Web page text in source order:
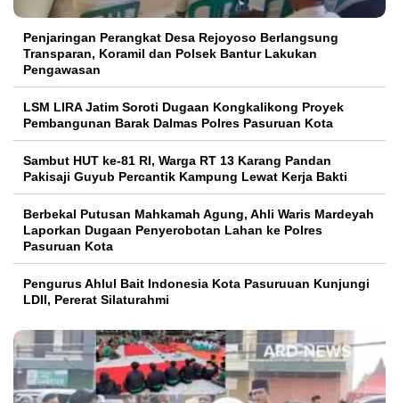
Penjaringan Perangkat Desa Rejoyoso Berlangsung
Transparan, Koramil dan Polsek Bantur Lakukan
Pengawasan
LSM LIRA Jatim Soroti Dugaan Kongkalikong Proyek
Pembangunan Barak Dalmas Polres Pasuruan Kota
Sambut HUT ke-81 RI, Warga RT 13 Karang Pandan
Pakisaji Guyub Percantik Kampung Lewat Kerja Bakti
Berbekal Putusan Mahkamah Agung, Ahli Waris Mardeyah
Laporkan Dugaan Penyerobotan Lahan ke Polres
Pasuruan Kota
Pengurus Ahlul Bait Indonesia Kota Pasuruuan Kunjungi
LDII, Pererat Silaturahmi